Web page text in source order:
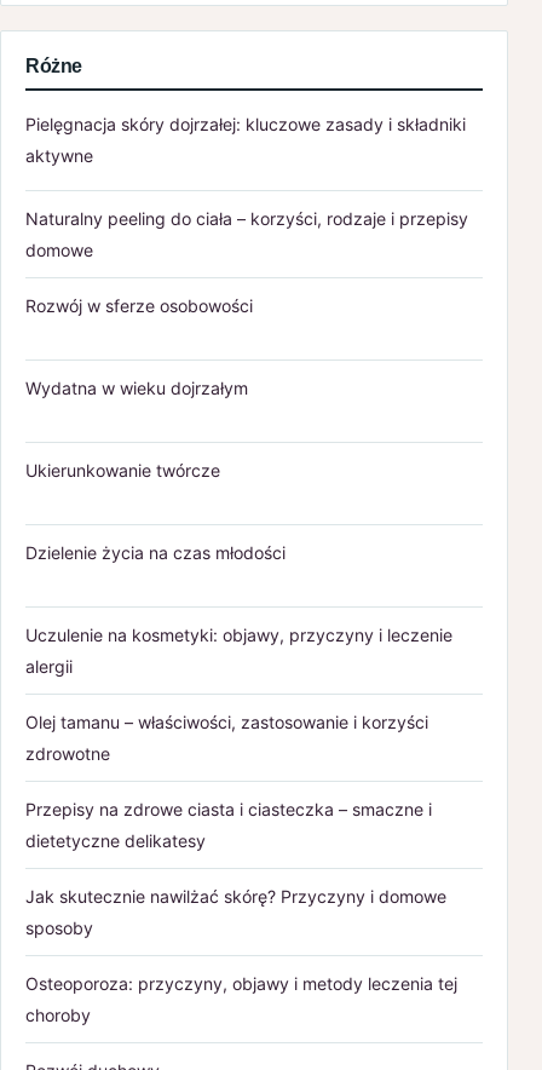
Różne
Pielęgnacja skóry dojrzałej: kluczowe zasady i składniki
aktywne
Naturalny peeling do ciała – korzyści, rodzaje i przepisy
domowe
Rozwój w sferze osobowości
Wydatna w wieku dojrzałym
Ukierunkowanie twórcze
Dzielenie życia na czas młodości
Uczulenie na kosmetyki: objawy, przyczyny i leczenie
alergii
Olej tamanu – właściwości, zastosowanie i korzyści
zdrowotne
Przepisy na zdrowe ciasta i ciasteczka – smaczne i
dietetyczne delikatesy
Jak skutecznie nawilżać skórę? Przyczyny i domowe
sposoby
Osteoporoza: przyczyny, objawy i metody leczenia tej
choroby